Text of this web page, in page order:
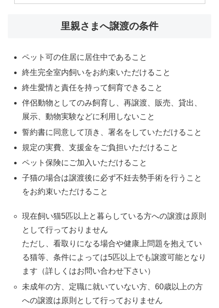
里親さまへ譲渡の条件
ペット可の住居に居住中であること
終生完全室内飼いをお約束いただけること
終生愛情と責任を持って飼育できること
伴侶動物としてのみ飼育し、再譲渡、販売、貸出、
展示、動物実験などに利用しないこと
誓約書に同意して頂き、署名をしていただけること
規定の実費、支援金をご負担いただけること
ペット保険にご加入いただけること
子猫の場合は譲渡後に必ず不妊去勢手術を行うこと
をお約束いただけること
現在飼い猫5匹以上と暮らしている方への譲渡は原則
として行っておりません
ただし、看取りになる場合や健康上問題を抱えてい
る猫等、条件によっては5匹以上でも譲渡可能となり
ます（詳しくはお問い合わせ下さい）
未成年の方、定職に就いていない方、60歳以上の方
への譲渡は原則として行っておりません